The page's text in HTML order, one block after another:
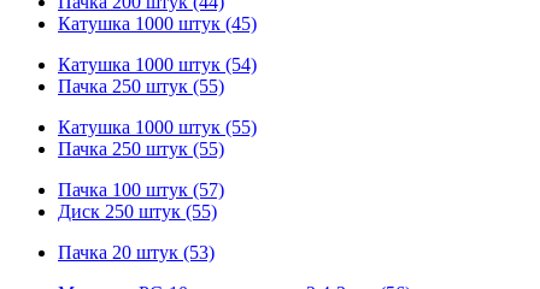
Катушка 1000 штук (45)
Катушка 1000 штук (54)
Пачка 250 штук (55)
Катушка 1000 штук (55)
Пачка 250 штук (55)
Пачка 100 штук (57)
Диск 250 штук (55)
Пачка 20 штук (53)